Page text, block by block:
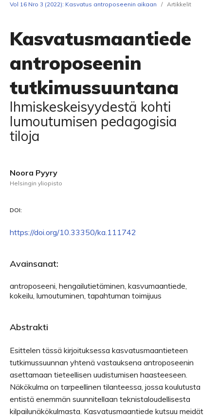
Vol 16 Nro 3 (2022): Kasvatus antroposeenin aikaan
/ Artikkelit
Kasvatusmaantiede
antroposeenin
tutkimussuuntana
Ihmiskeskeisyydestä kohti
lumoutumisen pedagogisia
tiloja
Noora Pyyry
Helsingin yliopisto
DOI:
https://doi.org/10.33350/ka.111742
Avainsanat:
antroposeeni, hengailutietäminen, kasvumaantiede,
kokeilu, lumoutuminen, tapahtuman toimijuus
Abstrakti
Esittelen tässä kirjoituksessa kasvatusmaantieteen
tutkimussuunnan yhtenä vastauksena antroposeenin
asettamaan tieteellisen uudistumisen haasteeseen.
Näkökulma on tarpeellinen tilanteessa, jossa koulutusta
entistä enemmän suunnitellaan teknistaloudellisesta
kilpailunäkökulmasta. Kasvatusmaantiede kutsuu meidät